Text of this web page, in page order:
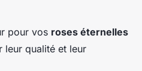
pour vos roses éternelles
leur qualité et leur